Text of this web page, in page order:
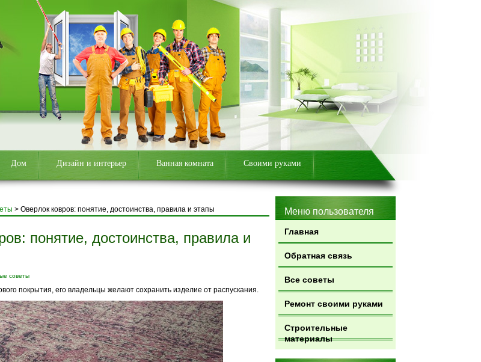
Дом Дизайн и интерьер Ванная комната Своими руками
Меню пользователя
Главная
Обратная связь
Все советы
Ремонт своими руками
Строительные
материалы
> Оверлок ковров: понятие, достоинства, правила и этапы
понятие, достоинства, правила и
советы
покрытия, его владельцы желают сохранить изделие от распускания.